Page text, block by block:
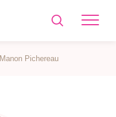
Manon Pichereau